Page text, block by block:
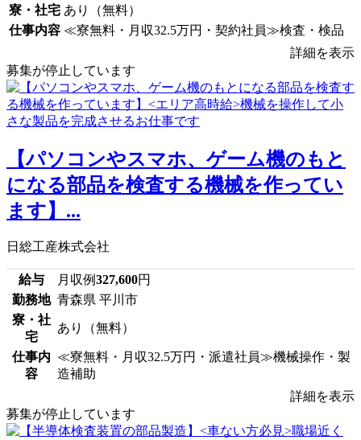
寮・社宅 あり（無料）
仕事内容 ≪寮無料・月収32.5万円・契約社員≫検査・検品
詳細を表示
募集が停止しています
【パソコンやスマホ、ゲーム機のもと
になる部品を検査する機械を作ってい
ます】...
日総工産株式会社
給与 月収例327,600円
勤務地 青森県 平川市
寮・社
宅
あり（無料）
仕事内
容
≪寮無料・月収32.5万円・派遣社員≫機械操作・製
造補助
詳細を表示
募集が停止しています